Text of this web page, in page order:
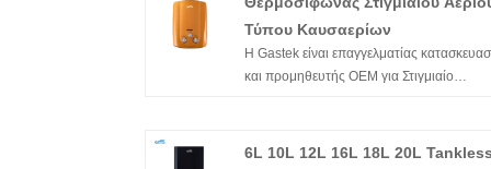
Τύπου Καυσαερίων
Η Gastek είναι επαγγελματίας
και προμηθευτής OEM για Στιγμιαίο
προηγμένα προϊόντα με έκπτωση από το
6L 10L 12L 16L 18L 20L Tankless